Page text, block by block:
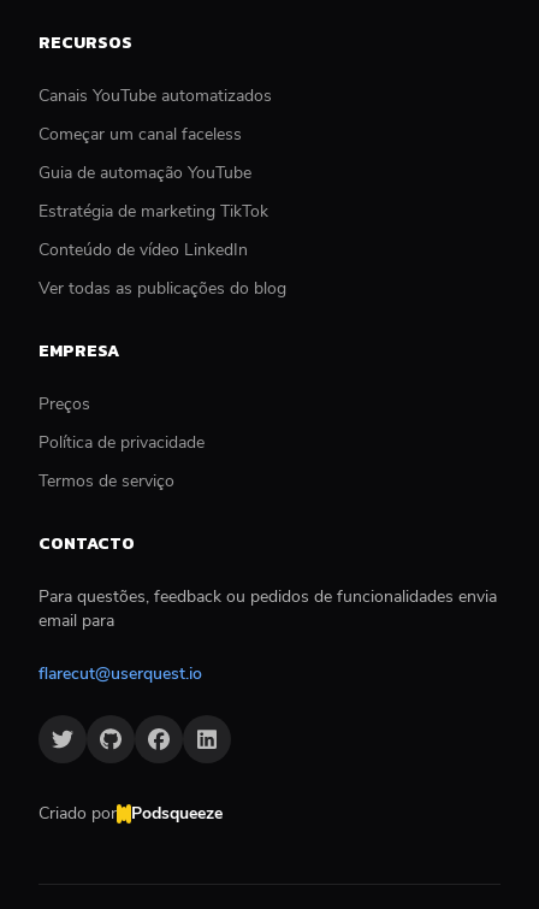
RECURSOS
Canais YouTube automatizados
Começar um canal faceless
Guia de automação YouTube
Estratégia de marketing TikTok
Conteúdo de vídeo LinkedIn
Ver todas as publicações do blog
EMPRESA
Preços
Política de privacidade
Termos de serviço
CONTACTO
Para questões, feedback ou pedidos de funcionalidades envia
email para
flarecut@userquest.io
Criado por Podsqueeze